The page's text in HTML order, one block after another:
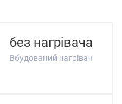
без нагрівача
Вбудований нагрівач